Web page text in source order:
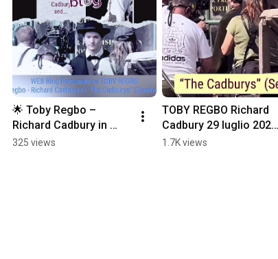
🌟 Toby Regbo –
Richard Cadbury in
“The Cadburys”
325 views
TOBY REGBO Richard
Cadbury 29 luglio 2026
"The Cadburys" (Set)
1.7K views